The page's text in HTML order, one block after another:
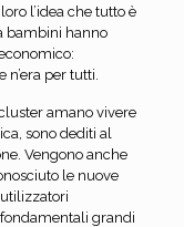
l’idea che tutto è
bambini hanno
per tutti.
amano vivere
sono dediti al
Vengono anche
le nuove
grandi